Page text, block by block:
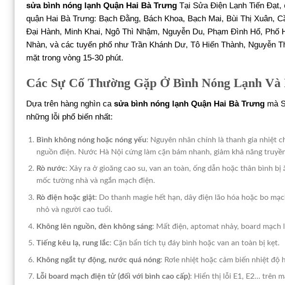
sửa bình nóng lạnh Quận Hai Bà Trưng Tại Sửa Điện Lạnh Tiến Đạt,
quận Hai Bà Trưng: Bạch Đằng, Bách Khoa, Bạch Mai, Bùi Thị Xuân,
Đại Hành, Minh Khai, Ngô Thì Nhậm, Nguyễn Du, Phạm Đình Hổ, Phố
Nhàn, và các tuyến phố như Trần Khánh Dư, Tô Hiến Thành,
mặt trong vòng 15-30 phút.
Các Sự Cố Thường Gặp Ở Bình Nóng Lạnh Và
Dựa trên hàng nghìn ca sửa bình nóng lạnh Quận Hai Bà Trưng mà
những lỗi phổ biến nhất:
Bình không nóng hoặc nóng yếu: Nguyên nhân chính là thanh gia nhiệt
nguồn điện. Nước Hà Nội cứng làm cặn bám nhanh, giảm khả năng
Rò nước: Xảy ra ở gioăng cao su, van an toàn, ống dẫn hoặc thân bình
mốc tường nhà và ngắn mạch điện.
Rò điện hoặc giật: Do thanh magie hết hạn, dây điện lão hóa hoặc bo
nhỏ và người cao tuổi.
Không lên nguồn, đèn không sáng: Mất điện, aptomat nhảy, board mạch
Tiếng kêu lạ, rung lắc: Cặn bẩn tích tụ đáy bình hoặc van an toàn bị kẹt.
Không ngắt tự động, nước quá nóng: Rơle nhiệt hoặc cảm biến nhiệt độ
Lỗi board mạch điện tử (đối với bình cao cấp): Hiển thị lỗi E1, E2… trên